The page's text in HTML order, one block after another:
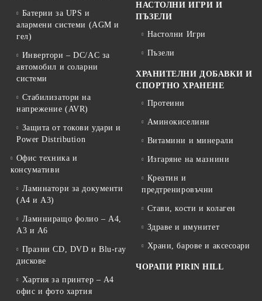
Батерии за UPS и
алармени системи (AGM и
гел)
Инвертори – DC/AC за
автомобил и соларни
системи
Стабилизатори на
напрежение (AVR)
Защита от токови удари и
Power Distribution
Офис техника и
консумативи
Ламинатори за документи
(A4 и A3)
Ламиниращо фолио – A4,
A3 и A6
Празни CD, DVD и Blu-ray
дискове
Хартия за принтер – A4
офис и фото хартия
НАСТОЛНИ ИГРИ И
ПЪЗЕЛИ
Настолни Игри
Пъзели
ХРАНИТЕЛНИ ДОБАВКИ И
СПОРТНО ХРАНЕНЕ
Протеини
Аминокиселини
Витамини и минерали
Изгаряне на мазнини
Креатин и
предтренировъчни
Стави, кости и колаген
Здраве и имунитет
Храни, барове и аксесоари
ЧОРАПИ PIRIN HILL